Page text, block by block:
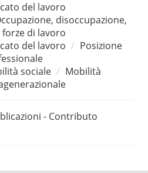
del lavoro
disoccupazione,
di lavoro
del lavoro
Posizione
sociale
Mobilità
- Contributo